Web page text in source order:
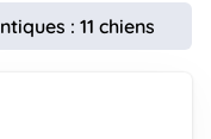
: 11 chiens